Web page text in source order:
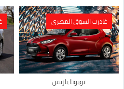
غادرت السوق المصري
تويوتا ياريس